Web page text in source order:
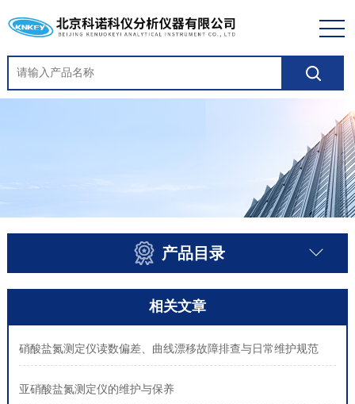
产品目录
相关文章
硝酸盐氮测定仪读数偏差、曲线漂移故障排查与日常维护规范
亚硝酸盐氮测定仪的维护与保养